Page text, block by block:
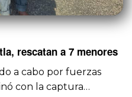
rescatan a 7 menores
a cabo por fuerzas
con la captura…